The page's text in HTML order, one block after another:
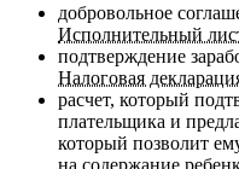
добровольное
Исполнительный
подтверждение
Налоговая
расчет, который
плательщика и
который позволит
на содержание